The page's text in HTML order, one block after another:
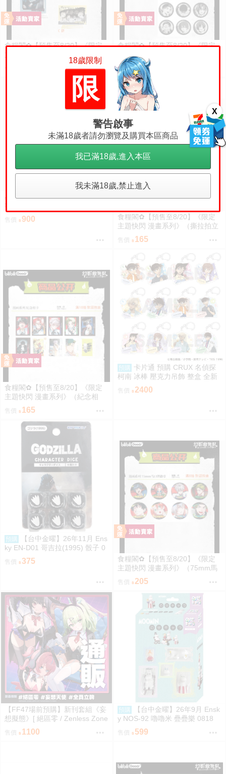
X
食糧閣✿【預售至8/20】《限定
主題快閃 漫畫系列》（壓克力立
牌）惡靈剋星／幻影敢死隊／主
題快閃／宍喰野虎落／是岸遊人
／觀崎薰／多聞康太郎／壹宮昊
食糧閣✿【預售至8/20】《限定
主題快閃 漫畫系列》（35mm馬
口鐵徽章）惡靈剋星／幻影敢死
隊／主題快閃／宍喰野虎落／是
岸遊人／觀崎薰／多聞康太郎／
壹宮昊都
售價 125
星工坊 原神 絲柯克 動漫抱枕套
等身抱枕套 枕頭套
900
食糧閣✿【預售至8/20】《限定
主題快閃 漫畫系列》（撕拉拍立
得）惡靈剋星／幻影敢死隊／主
題快閃／宍喰野虎落／是岸遊人
165
食糧閣✿【預售至8/20】《限定
主題快閃 漫畫系列》（紀念相
卡）惡靈剋星／幻影敢死隊／主
題快閃／宍喰野虎落／是岸遊人
／觀崎薰／多聞康太郎／壹宮昊
售價 165
預購
卡片通 預購 CRUX 名偵探
柯南 冰棒 壓克力吊飾 整盒 全新
售價 2400
預購
【台中金曜】26年11月 Ens
ky EN-D01 哥吉拉(1995) 骰子 0
375
食糧閣✿【預售至8/20】《限定
主題快閃 漫畫系列》（75mm馬
口鐵徽章）惡靈剋星／幻影敢死
隊／主題快閃／宍喰野虎落／是
岸遊人／觀崎薰／多聞康太郎／
205
【FF47場前預購】新刊套組《妄
想擬態》[ 絕區零 / Zenless Zone
Zero / 三酸化碳素 / 妄想天使 / 千
夏 / 愛芮 / 南宮羽 / 三小隻 / 夢想
售價 1100
預購
【台中金曜】26年9月 Ensk
y NOS-92 嚕嚕米 疊疊樂 0818
售價 599
18歲限制
限
警告啟事
未滿18歲者請勿瀏覽及購買本區商品
我已滿18歲,進入本區
我未滿18歲,禁止進入